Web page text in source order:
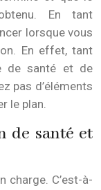
En tant
lorsque vous
En effet, tant
de santé et de
pas d’éléments
le plan.
de santé et
charge. C’est-à-